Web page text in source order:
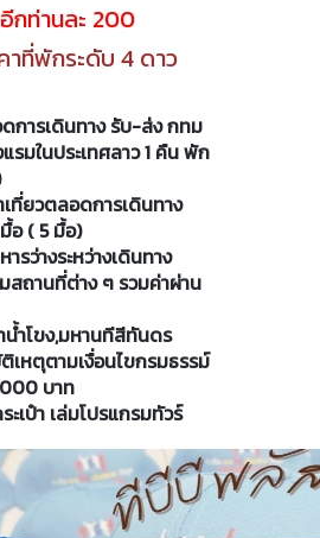
กท่านละ 200
าที่พักระดับ 4 ดาว
การเดินทาง รับ-ส่ง กทม
รมในประเทศลาว 1 คืน พัก
ที่ยวตลอดการเดินทาง
อ ( 5 มื้อ)
รว่างระหว่างเดินทาง
สถานที่ต่าง ๆ รวมค่าผ่าน
น้ำโขง,มหานทีสีทันดร
เหตุตามเงื่อนไขกรมธรรม์
บาท
เป๋า เล่มโปรแกรมทัวร์